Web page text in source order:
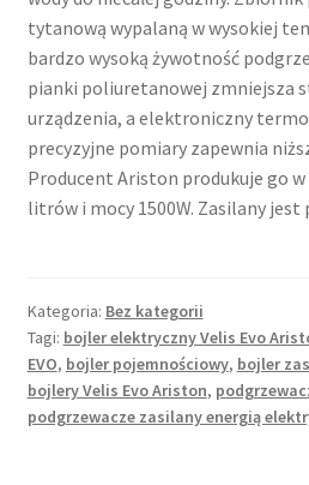
tytanową wypalaną w wysokiej
bardzo wysoką żywotność
pianki poliuretanowej zmniejsza
urządzenia, a elektroniczny
precyzyjne pomiary zapewnia
Producent Ariston produkuje go
litrów i mocy 1500W. Zasilany jest
Kategoria: Bez kategorii
Tagi: bojler elektryczny Velis Evo
EVO, bojler pojemnościowy, bojler
bojlery Velis Evo Ariston,
podgrzewacze zasilany energią